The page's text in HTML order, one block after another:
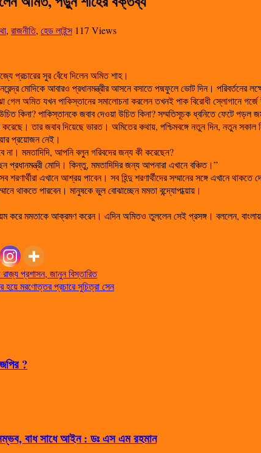
, রাজনীতি, হেড লাইন্স 117 Views
প্রচারের সুর বেঁধে দিলেন অমিত শাহ।
মোদিকে আবারও প্রধানমন্ত্রীর আসনে বসাতে পদ্মফুলে ভোট দিন। পরিবর্তনের
গেল অমিত যখন পাকিস্তানের সমালোচনা করলেন তখনই পাক বিরোধী স্লোগানে
কিনা? পাকিস্তানকে জবাব দেওয়া উচিত কিনা? সম্মতিসূচক ধ্বনিতে ফেটে পড়ল
করেছে। তার জবাব দিয়েছে ভারত। অমিতের কথায়, পশ্চিমবঙ্গে নতুন দিন, নতুন
প্রয়োজন নেই।
না। মমতাদিদি, আপনি বলুন গরিবদের জন্য কী করেছেন?
প্রধানমন্ত্রী মোদি। কিন্তু, মমতাদিদির জন্য আপনারা এখানে বঞ্চিত।”
এখানে আশ্রয় পাবেন। সব হিন্দু শরণার্থীদের সম্মানের সঙ্গে এখানে
থাকতে পারবেন। মানুষকে ভুল বোঝাচ্ছেন মমতা বন্দ্যোপাধ্য়ায়।
করে মমতাকে আক্রমণ করেন। এদিন অমিতও তুললেন সেই প্রসঙ্গ। বললেন,
প্রশাসন, জানুন বিস্তারিত
হয়ে মরণোত্তর প্রচারে সুচিত্রা সেন
?
বাধ সাধে আইন : ডঃ এস এম রহমান